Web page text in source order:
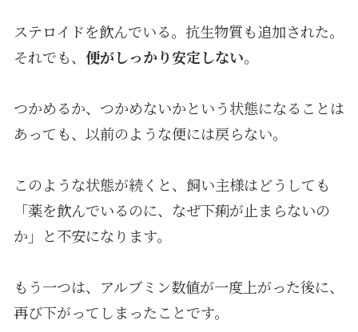
ステロイドを飲んでいる。抗生物質も追加された。
それでも、 便がしっかり安定しない。
つかめるか、つかめないかという状態になることは
あっても、以前のような便には戻らない。
このような状態が続くと、飼い主様はどうしても
「薬を飲んでいるのに、なぜ下痢が止まらないの
か」と不安になります。
もう一つは、アルブミン数値が一度上がった後に、
再び下がってしまったことです。